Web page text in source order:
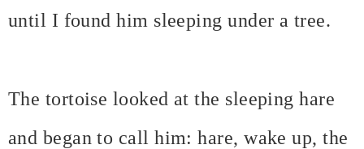
until I found him sleeping under a tree.
The tortoise looked at the sleeping hare
and began to call him: hare, wake up, the